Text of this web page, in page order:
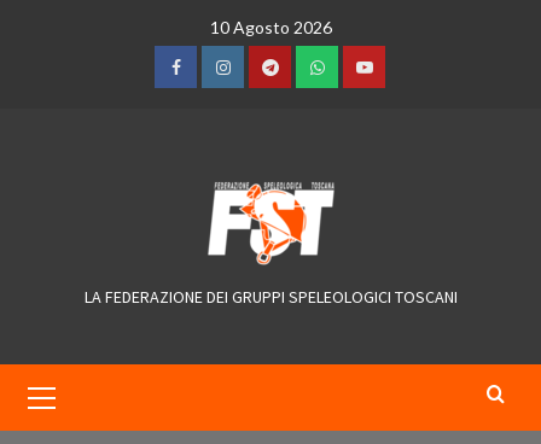
10 Agosto 2026
FacebookInstagramTelegramWhatsAppYouTube
LA FEDERAZIONE DEI GRUPPI SPELEOLOGICI TOSCANI
Menu